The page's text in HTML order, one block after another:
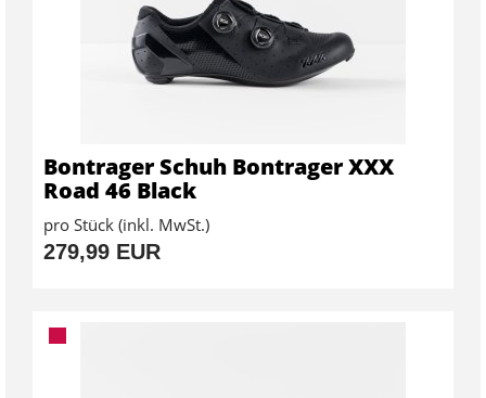
Bontrager Schuh Bontrager XXX
Road 46 Black
pro Stück (inkl. MwSt.)
279,99 EUR